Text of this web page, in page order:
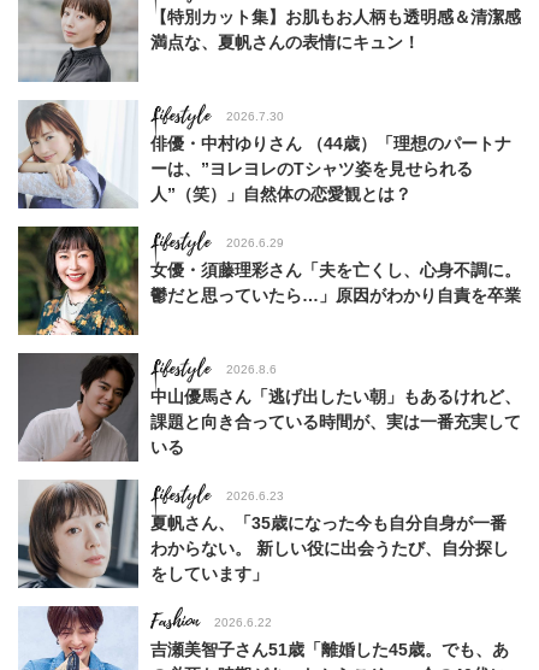
【特別カット集】お肌もお人柄も透明感＆清潔感
満点な、夏帆さんの表情にキュン！
Lifestyle 2026.7.30
俳優・中村ゆりさん （44歳）「理想のパートナ
ーは、”ヨレヨレのTシャツ姿を見せられる
人”（笑）」自然体の恋愛観とは？
Lifestyle 2026.6.29
女優・須藤理彩さん「夫を亡くし、心身不調に。
鬱だと思っていたら…」原因がわかり自責を卒業
Lifestyle 2026.8.6
中山優馬さん「逃げ出したい朝」もあるけれど、
課題と向き合っている時間が、実は一番充実して
いる
Lifestyle 2026.6.23
夏帆さん、「35歳になった今も自分自身が一番
わからない。 新しい役に出会うたび、自分探し
をしています」
Fashion 2026.6.22
吉瀬美智子さん51歳「離婚した45歳。でも、あ